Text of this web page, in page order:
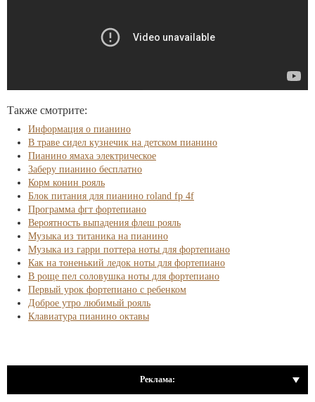
Также смотрите:
Информация о пианино
В траве сидел кузнечик на детском пианино
Пианино ямаха электрическое
Заберу пианино бесплатно
Корм конин рояль
Блок питания для пианино roland fp 4f
Программа фгт фортепиано
Вероятность выпадения флеш рояль
Музыка из титаника на пианино
Музыка из гарри поттера ноты для фортепиано
Как на тоненький ледок ноты для фортепиано
В роще пел соловушка ноты для фортепиано
Первый урок фортепиано с ребенком
Доброе утро любимый рояль
Клавиатура пианино октавы
Реклама: